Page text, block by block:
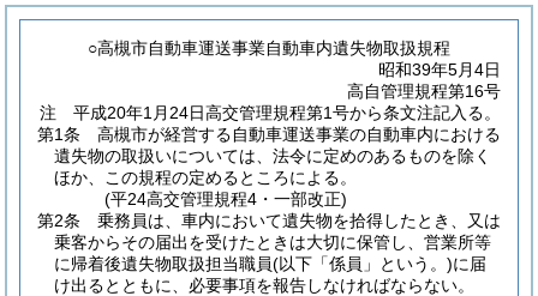
○高槻市自動車運送事業自動車内遺失物取扱規程
昭和39年5月4日
高自管理規程第16号
注 平成20年1月24日高交管理規程第1号から条文注記入る。
第1条
高槻市が経営する自動車運送事業の自動車内における
遺失物の取扱いについては、法令に定めのあるものを除く
ほか、この規程の定めるところによる。
(平24高交管理規程4・一部改正)
第2条
乗務員は、車内において遺失物を拾得したとき、又は
乗客からその届出を受けたときは大切に保管し、営業所等
に帰着後遺失物取扱担当職員(以下「係員」という。)に届
け出るとともに、必要事項を報告しなければならない。